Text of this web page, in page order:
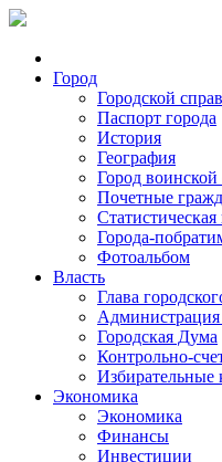
Город
Городской
Паспорт города
История
География
Город воинской
Почетные
Города-
Фотоальбом
Власть
Глава
Администрация
Городская Дума
Контрольно-
Избирательные
Экономика
Экономика
Финансы
Инвестиции